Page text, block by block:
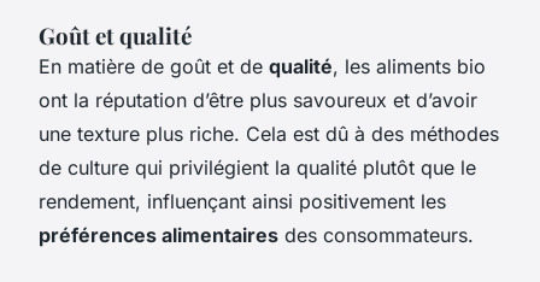
Goût et qualité
En matière de goût et de qualité, les aliments bio
ont la réputation d’être plus savoureux et d’avoir
une texture plus riche. Cela est dû à des méthodes
de culture qui privilégient la qualité plutôt que le
rendement, influençant ainsi positivement les
préférences alimentaires des consommateurs.